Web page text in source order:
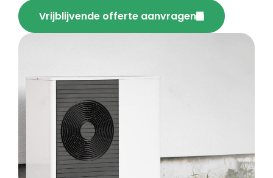
Vrijblijvende offerte aanvragen